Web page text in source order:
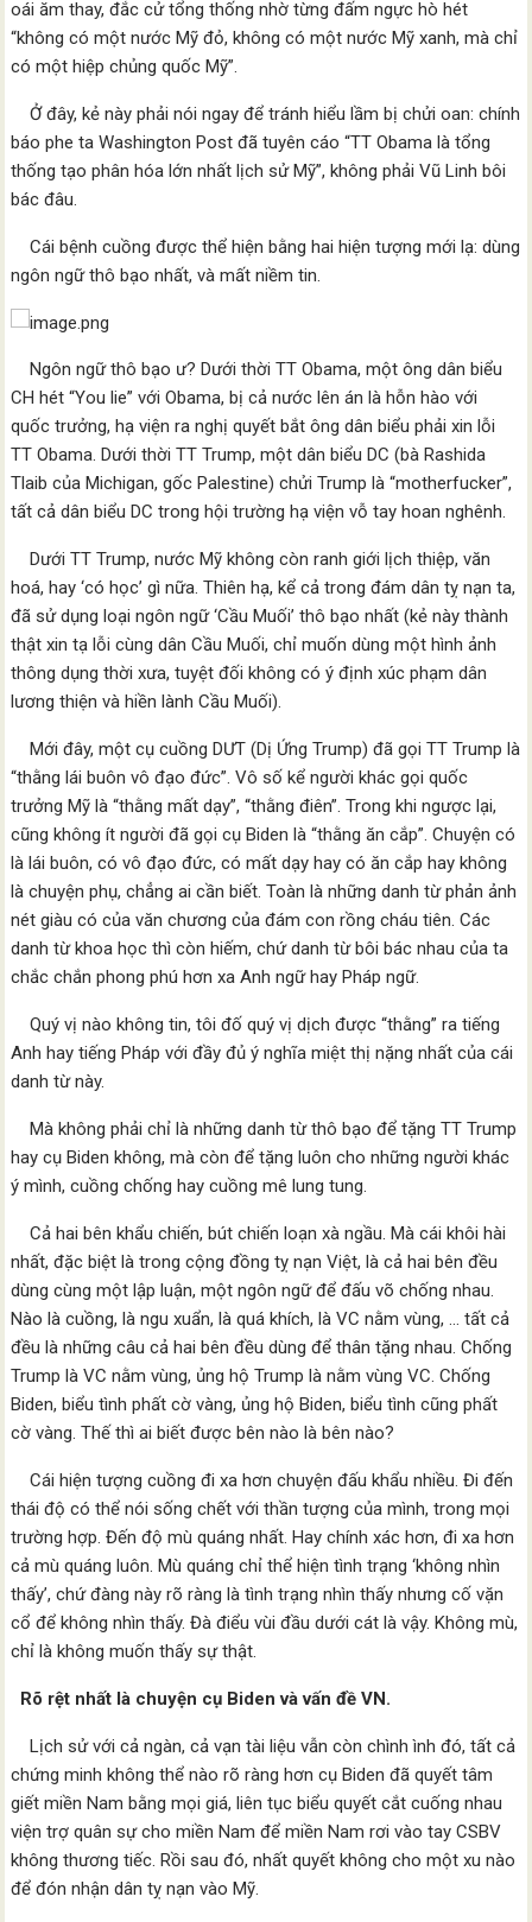
oái ăm thay, đắc cử tổng thống nhờ từng đấm ngực hò hét
“không có một nước Mỹ đỏ, không có một nước Mỹ xanh, mà chỉ
có một hiệp chủng quốc Mỹ”.
Ở đây, kẻ này phải nói ngay để tránh hiểu lầm bị chửi oan: chính
báo phe ta Washington Post đã tuyên cáo “TT Obama là tổng
thống tạo phân hóa lớn nhất lịch sử Mỹ”, không phải Vũ Linh bôi
bác đâu.
Cái bệnh cuồng được thể hiện bằng hai hiện tượng mới lạ: dùng
ngôn ngữ thô bạo nhất, và mất niềm tin.
Ngôn ngữ thô bạo ư? Dưới thời TT Obama, một ông dân biểu
CH hét “You lie” với Obama, bị cả nước lên án là hỗn hào với
quốc trưởng, hạ viện ra nghị quyết bắt ông dân biểu phải xin lỗi
TT Obama. Dưới thời TT Trump, một dân biểu DC (bà Rashida
Tlaib của Michigan, gốc Palestine) chửi Trump là “motherfucker”,
tất cả dân biểu DC trong hội trường hạ viện vỗ tay hoan nghênh.
Dưới TT Trump, nước Mỹ không còn ranh giới lịch thiệp, văn
hoá, hay ‘có học’ gì nữa. Thiên hạ, kể cả trong đám dân tỵ nạn ta,
đã sử dụng loại ngôn ngữ ‘Cầu Muối’ thô bạo nhất (kẻ này thành
thật xin tạ lỗi cùng dân Cầu Muối, chỉ muốn dùng một hình ảnh
thông dụng thời xưa, tuyệt đối không có ý định xúc phạm dân
lương thiện và hiền lành Cầu Muối).
Mới đây, một cụ cuồng DƯT (Dị Ứng Trump) đã gọi TT Trump là
“thằng lái buôn vô đạo đức”. Vô số kể người khác gọi quốc
trưởng Mỹ là “thằng mất dạy”, “thằng điên”. Trong khi ngược lại,
cũng không ít người đã gọi cụ Biden là “thằng ăn cắp”. Chuyện có
là lái buôn, có vô đạo đức, có mất dạy hay có ăn cắp hay không
là chuyện phụ, chẳng ai cần biết. Toàn là những danh từ phản ảnh
nét giàu có của văn chương của đám con rồng cháu tiên. Các
danh từ khoa học thì còn hiếm, chứ danh từ bôi bác nhau của ta
chắc chắn phong phú hơn xa Anh ngữ hay Pháp ngữ.
Quý vị nào không tin, tôi đố quý vị dịch được “thằng” ra tiếng
Anh hay tiếng Pháp với đầy đủ ý nghĩa miệt thị nặng nhất của cái
danh từ này.
Mà không phải chỉ là những danh từ thô bạo để tặng TT Trump
hay cụ Biden không, mà còn để tặng luôn cho những người khác
ý mình, cuồng chống hay cuồng mê lung tung.
Cả hai bên khẩu chiến, bút chiến loạn xà ngầu. Mà cái khôi hài
nhất, đặc biệt là trong cộng đồng tỵ nạn Việt, là cả hai bên đều
dùng cùng một lập luận, một ngôn ngữ để đấu võ chống nhau.
Nào là cuồng, là ngu xuẩn, là quá khích, là VC nằm vùng, … tất cả
đều là những câu cả hai bên đều dùng để thân tặng nhau. Chống
Trump là VC nằm vùng, ủng hộ Trump là nằm vùng VC. Chống
Biden, biểu tình phất cờ vàng, ủng hộ Biden, biểu tình cũng phất
cờ vàng. Thế thì ai biết được bên nào là bên nào?
Cái hiện tượng cuồng đi xa hơn chuyện đấu khẩu nhiều. Đi đến
thái độ có thể nói sống chết với thần tượng của mình, trong mọi
trường hợp. Đến độ mù quáng nhất. Hay chính xác hơn, đi xa hơn
cả mù quáng luôn. Mù quáng chỉ thể hiện tình trạng ‘không nhìn
thấy’, chứ đàng này rõ ràng là tình trạng nhìn thấy nhưng cố vặn
cổ để không nhìn thấy. Đà điểu vùi đầu dưới cát là vậy. Không mù,
chỉ là không muốn thấy sự thật.
Rõ rệt nhất là chuyện cụ Biden và vấn đề VN.
Lịch sử với cả ngàn, cả vạn tài liệu vẫn còn chình ình đó, tất cả
chứng minh không thể nào rõ ràng hơn cụ Biden đã quyết tâm
giết miền Nam bằng mọi giá, liên tục biểu quyết cắt cuống nhau
viện trợ quân sự cho miền Nam để miền Nam rơi vào tay CSBV
không thương tiếc. Rồi sau đó, nhất quyết không cho một xu nào
để đón nhận dân tỵ nạn vào Mỹ.